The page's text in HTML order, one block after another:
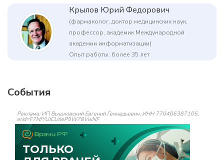
Крылов Юрий Федорович
(фармаколог, доктор медицинских наук,
профессор, академик Международной
академии информатизации)
Опыт работы: более 35 лет
События
Реклама: ИП Вышковский Евгений Геннадьевич, ИНН 770406387105,
erid=F7NfYUJCUneP5W78VwNF